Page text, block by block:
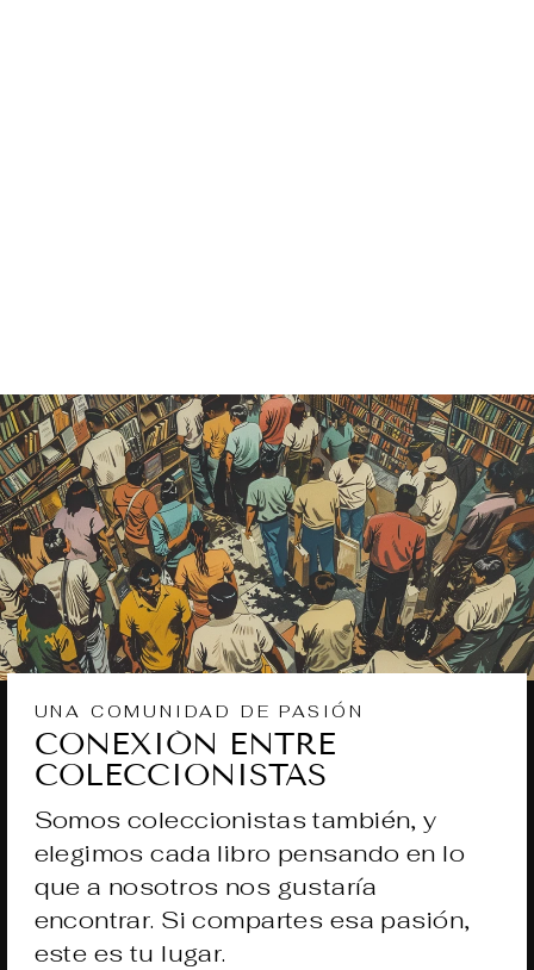
UNA COMUNIDAD DE PASIÓN
CONEXIÓN ENTRE
COLECCIONISTAS
Somos coleccionistas también, y
elegimos cada libro pensando en lo
que a nosotros nos gustaría
encontrar. Si compartes esa pasión,
este es tu lugar.